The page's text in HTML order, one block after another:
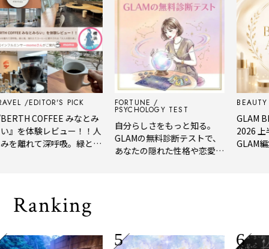
EDITOR'S PICK
COFFEE みなとみ
験レビュー！！人
て深呼吸。緑と
FORTUNE
PSYCHOLOGY TEST
自分らしさをもっと知る。
GLAMの無料診断テストで、
あなたの隠れた性格や恋愛タ
BEAUTY
GLAM
2026 上半期
GLAM編集部
年上半期の新
Ranking